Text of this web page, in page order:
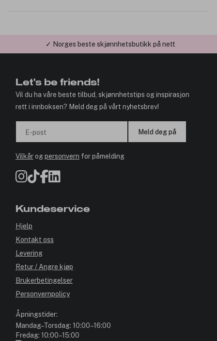
✓ Årets Nettbutikk 2026 og 2025
Let's be friends!
Vil du ha våre beste tilbud, skjønnhetstips og inspirasjon
rett i innboksen? Meld deg på vårt nyhetsbrev!
E-post Meld deg på
Vilkårogpersonvern for påmelding
Kundeservice
Hjelp
Kontakt oss
Levering
Retur / Angre kjøp
Brukerbetingelser
Personvernpolicy
Åpningstider:
Mandag–Torsdag: 10:00–16:00
Fredag: 10:00–15:00